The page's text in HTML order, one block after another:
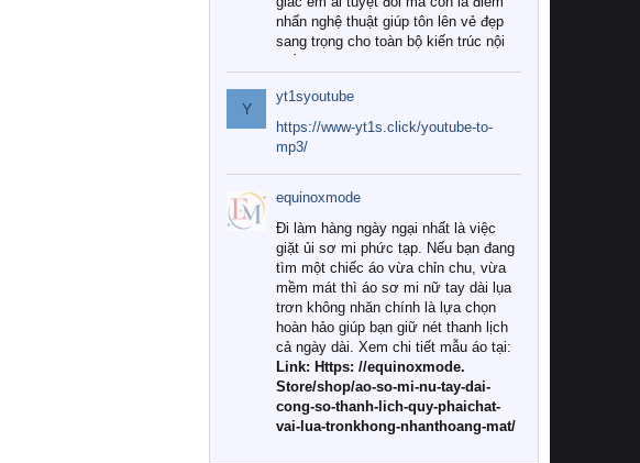
nhấn nghệ thuật giúp tôn lên vẻ đẹp
sang trọng cho toàn bộ kiến trúc nội
Tuy nhiên, giữa thị trường đa dạng
với vô vàn thương hiệu và mẫu mã
như hiện nay, làm thế nào để chọn
được những bộ chăn ga gối đệm cao
cấp thực sự chất lượng, phù hợp với
khí hậu và nhu cầu sử dụng của gia
đình? Hãy cùng chúng tôi đi tìm lời
giải đáp chi tiết qua bài viết dưới đây.
1. Tại sao các gia đình hiện đại lại ưa
chuộng chăn ga gối đệm cao cấp?
Khác với các dòng sản phẩm thông
thường, những bộ chăn ga gối đệm
cao cấp trải qua quy trình sản xuất
nghiêm ngặt từ khâu chọn lọc nguyên
liệu tự nhiên đến công nghệ dệt
nhuộm hiện đại không chứa hóa chất
Y
yt1syoutube
https://www-yt1s.click/youtube-to-
mp3/
equinoxmode
Đi làm hàng ngày ngại nhất là việc
giặt ủi sơ mi phức tạp. Nếu bạn đang
tìm một chiếc áo vừa chỉn chu, vừa
mềm mát thì áo sơ mi nữ tay dài lụa
trơn không nhăn chính là lựa chọn
hoàn hảo giúp bạn giữ nét thanh lịch
cả ngày dài. Xem chi tiết mẫu áo tại:
Link: Https: //equinoxmode.
Store/shop/ao-so-mi-nu-tay-dai-
cong-so-thanh-lich-quy-phaichat-
vai-lua-tronkhong-nhanthoang-mat/